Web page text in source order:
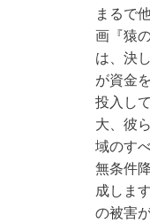
まるで
画『猿
は、決
が資金
投入し
大、彼
域のす
無条件
成しま
の被害